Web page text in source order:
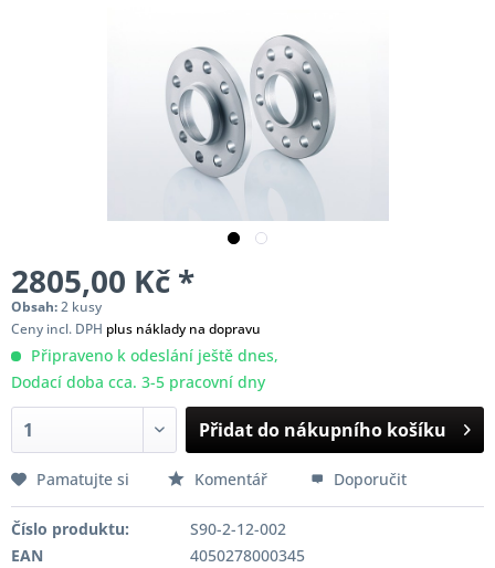
2805,00 Kč *
Obsah:2 kusy
Ceny incl. DPH plus náklady na dopravu
Připraveno k odeslání ještě dnes,
Dodací doba cca. 3-5 pracovní dny
Přidat do nákupního košíku
Pamatujte si Komentář Doporučit
Číslo produktu:
S90-2-12-002
EAN
4050278000345